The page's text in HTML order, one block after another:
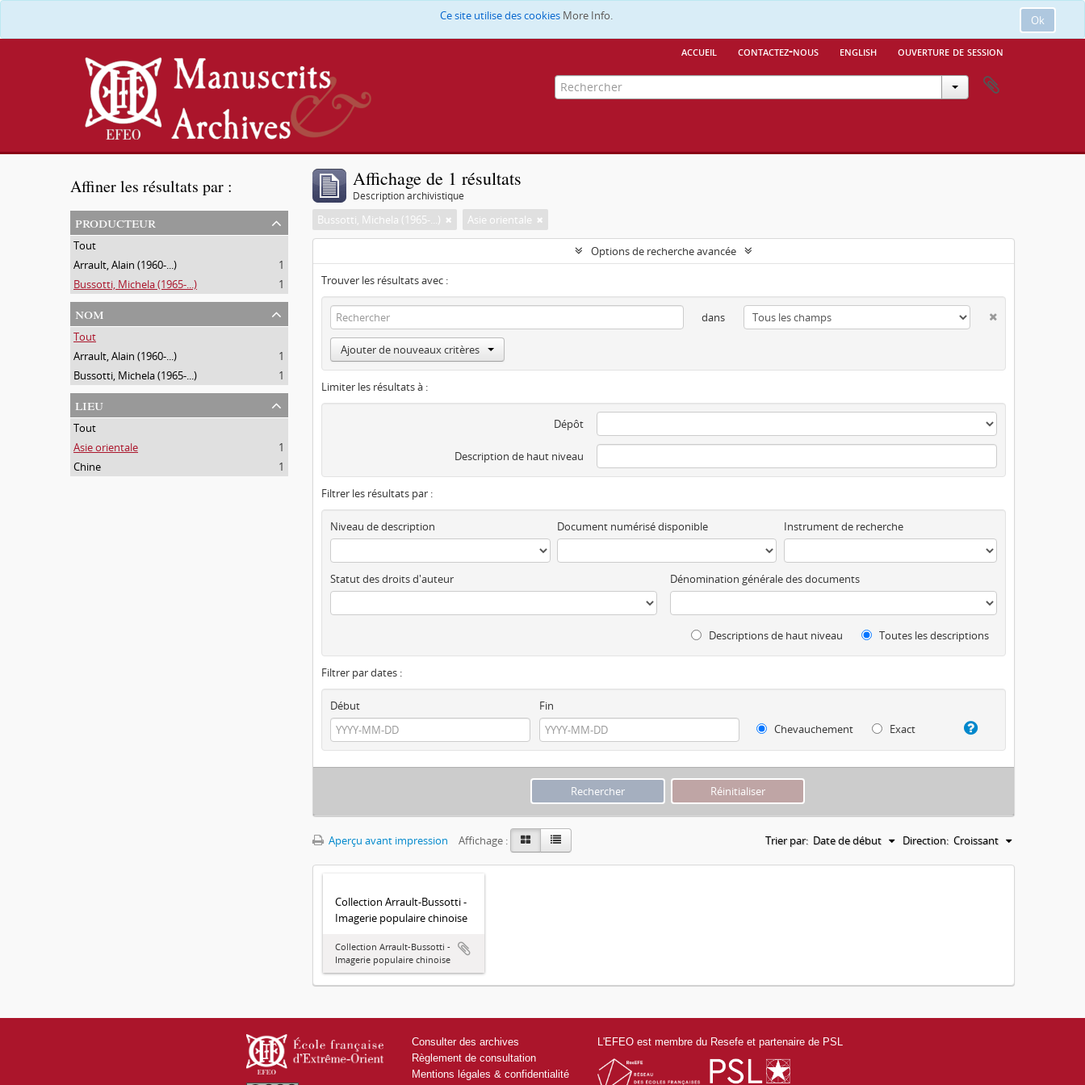
Ok
Ce site utilise des cookies More Info.
accueil contactez-nous english ouverture de session
Affiner les résultats par :
producteur
Tout
Arrault, Alain (1960-...)
1
Bussotti, Michela (1965-...)
1
nom
Tout
Arrault, Alain (1960-...)
1
Bussotti, Michela (1965-...)
1
lieu
Tout
Asie orientale
1
Chine
1
Affichage de 1 résultats
Description archivistique
Bussotti, Michela (1965-...) Asie orientale
Options de recherche avancée
Trouver les résultats avec :
dans
Ajouter de nouveaux critères
Limiter les résultats à :
Dépôt
Description de haut niveau
Filtrer les résultats par :
Niveau de description Document numérisé disponible Instrument de recherche
Statut des droits d'auteur Dénomination générale des documents
Descriptions de haut niveau Toutes les descriptions
Filtrer par dates :
Début
Fin
Chevauchement
Exact
Aperçu avant impression Affichage : Trier par: Date de début Direction: Croissant
Collection Arrault-Bussotti -
Imagerie populaire chinoise
Collection Arrault-Bussotti -
Imagerie populaire chinoise
Consulter des archives
Règlement de consultation
Mentions légales & confidentialité
L'EFEO est membre du Resefe et partenaire de PSL